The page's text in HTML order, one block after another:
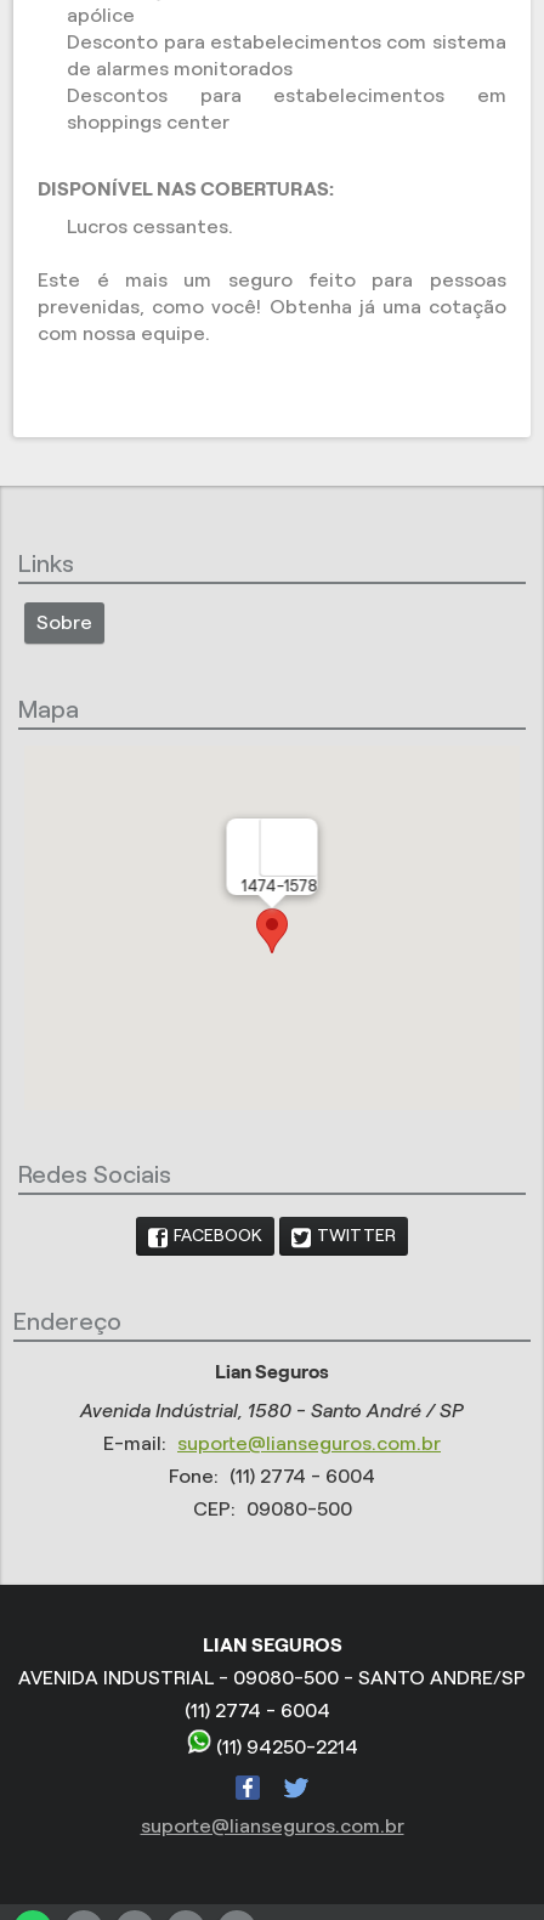
apólice
Desconto para estabelecimentos com sistema
de alarmes monitorados
Descontos para estabelecimentos em
shoppings center
DISPONÍVEL NAS COBERTURAS:
Lucros cessantes.
Este é mais um seguro feito para pessoas
prevenidas, como você! Obtenha já uma cotação
com nossa equipe.
Links
Sobre
Mapa
1474-1578
Redes Sociais
FACEBOOK TWITTER
Endereço
Lian Seguros
Avenida Indústrial, 1580 - Santo André / SP
E-mail:
suporte@lianseguros.com.br
Fone:
(11) 2774 - 6004
CEP:
09080-500
LIAN SEGUROS
AVENIDA INDUSTRIAL - 09080-500 - SANTO ANDRE/SP
(11) 2774 - 6004
(11) 94250-2214
suporte@lianseguros.com.br